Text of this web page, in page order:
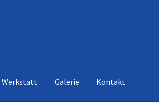
Werkstatt Galerie Kontakt